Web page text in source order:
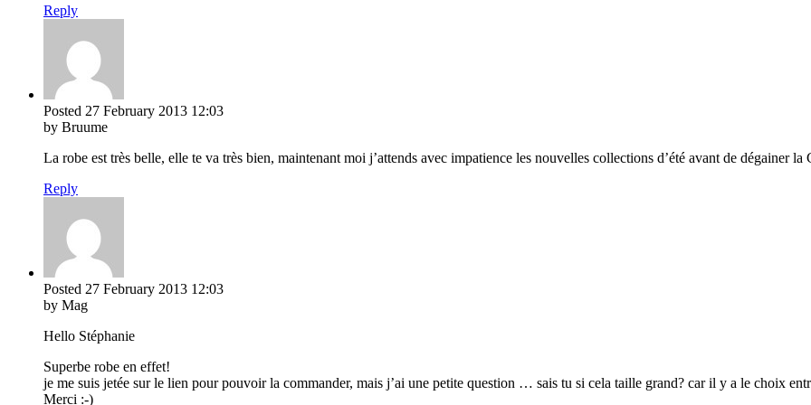
Reply
Posted 27 February 2013 12:03
by Bruume
La robe est très belle, elle te va très bien, maintenant moi j’attends avec impatience les nouvelles collections d’été avant de dégainer la
Reply
Posted 27 February 2013 12:03
by Mag
Hello Stéphanie
Superbe robe en effet!
je me suis jetée sur le lien pour pouvoir la commander, mais j’ai une petite question … sais tu si cela taille grand? car il y a le choix
Merci :-)